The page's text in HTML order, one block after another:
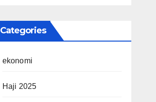
Categories
ekonomi
Haji 2025